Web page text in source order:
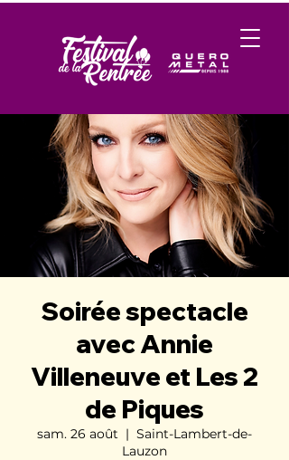
Soirée spectacle
avec Annie
Villeneuve et Les 2
de Piques
sam. 26 août
  |
Saint-Lambert-de-
Lauzon